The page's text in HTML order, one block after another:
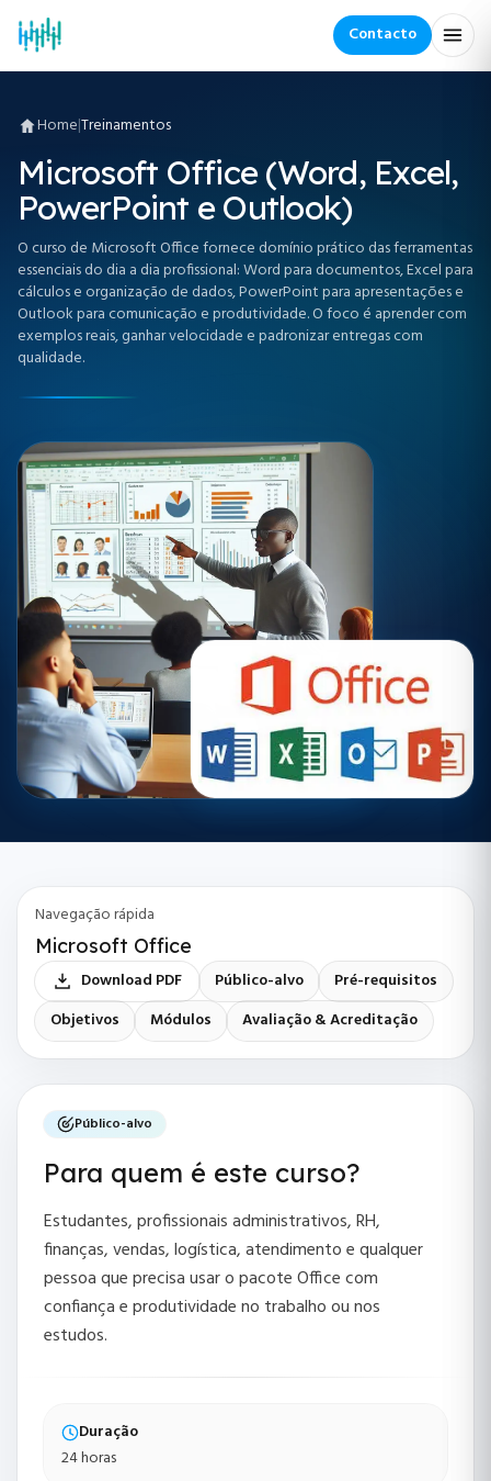
Contacto
Home|Treinamentos
Microsoft Office (Word, Excel,
PowerPoint e Outlook)
O curso de Microsoft Office fornece domínio prático das ferramentas
essenciais do dia a dia profissional: Word para documentos, Excel para
cálculos e organização de dados, PowerPoint para apresentações e
Outlook para comunicação e produtividade. O foco é aprender com
exemplos reais, ganhar velocidade e padronizar entregas com
qualidade.
Navegação rápida
Microsoft Office
Download PDF
Público-alvo
Pré-requisitos
Objetivos
Módulos Avaliação & Acreditação
Público-alvo
Para quem é este curso?
Estudantes, profissionais administrativos, RH,
finanças, vendas, logística, atendimento e qualquer
pessoa que precisa usar o pacote Office com
confiança e produtividade no trabalho ou nos
estudos.
Duração
24 horas